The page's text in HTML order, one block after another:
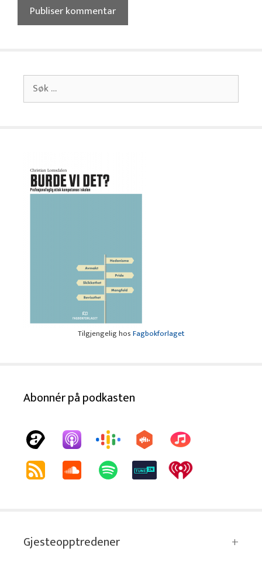
Søk
etter:
Tilgjengelig hosFagbokforlaget
Abonnér på podkasten
Gjesteopptredener